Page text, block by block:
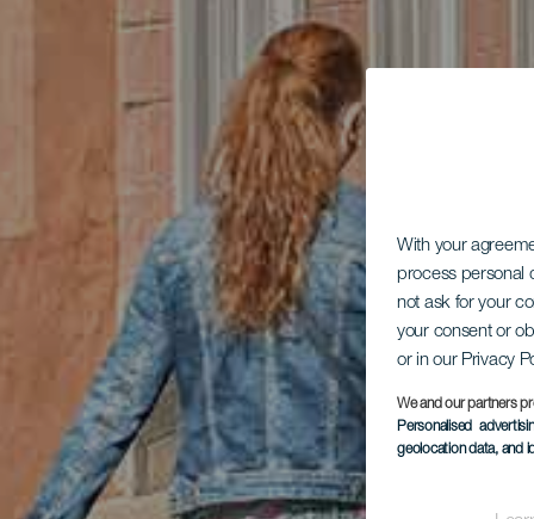
With your
process personal
not ask for your
your consent or
or in our Privacy
We and our partners
Personalised
geolocation data, and